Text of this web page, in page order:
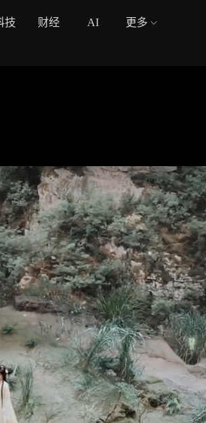
技 财经 AI 更多